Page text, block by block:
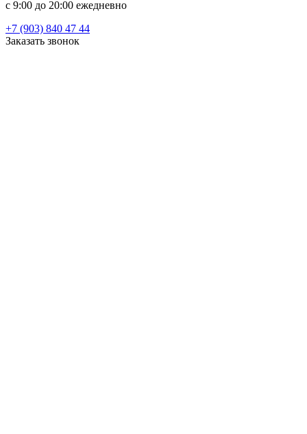
c 9:00 до 20:00 ежедневно
+7 (903) 840 47 44
Заказать звонок